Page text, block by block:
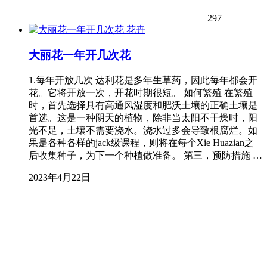
297
花卉
大丽花一年开几次花
1.每年开放几次 达利花是多年生草药，因此每年都会开
花。它将开放一次，开花时期很短。 如何繁殖 在繁殖
时，首先选择具有高通风湿度和肥沃土壤的正确土壤是
首选。这是一种阴天的植物，除非当太阳不干燥时，阳
光不足，土壤不需要浇水。浇水过多会导致根腐烂。如
果是各种各样的jack级课程，则将在每个Xie Huazian之
后收集种子，为下一个种植做准备。 第三，预防措施 …
2023年4月22日